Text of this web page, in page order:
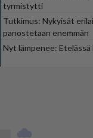
tyrmistytti
Tutkimus: Nykyisät
panostetaan enemmän
Nyt lämpenee: Etelässä